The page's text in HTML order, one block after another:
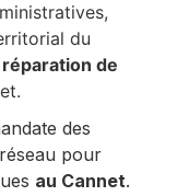
du
réparation de
des
pour
au Cannet.